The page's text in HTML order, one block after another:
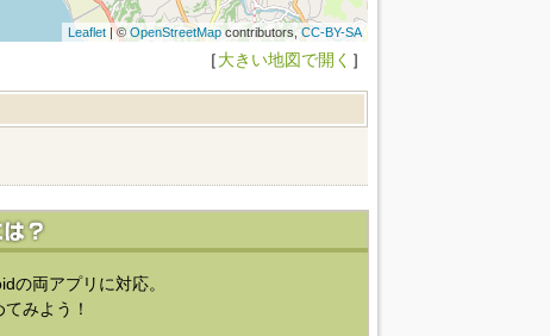
Leaflet| © OpenStreetMapcontributors, CC-BY-SA
［大きい地図で開く ］
の両アプリに対応。
みよう！